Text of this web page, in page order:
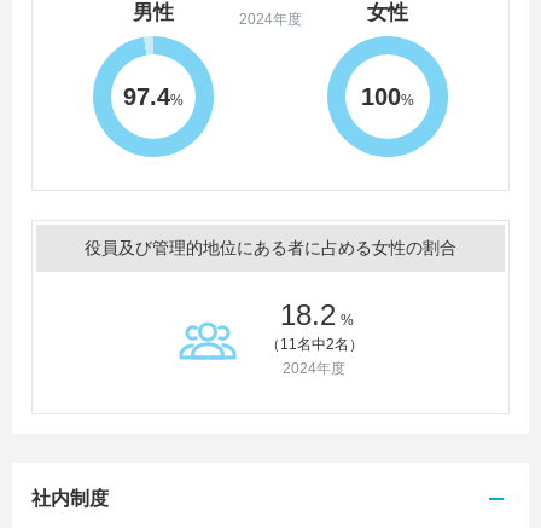
2024年度
男性
97.4%
女性
100%
役員及び管理的地位にある者に占める女性の割合
18.2 %
（11名中2名）
2024年度
社内制度